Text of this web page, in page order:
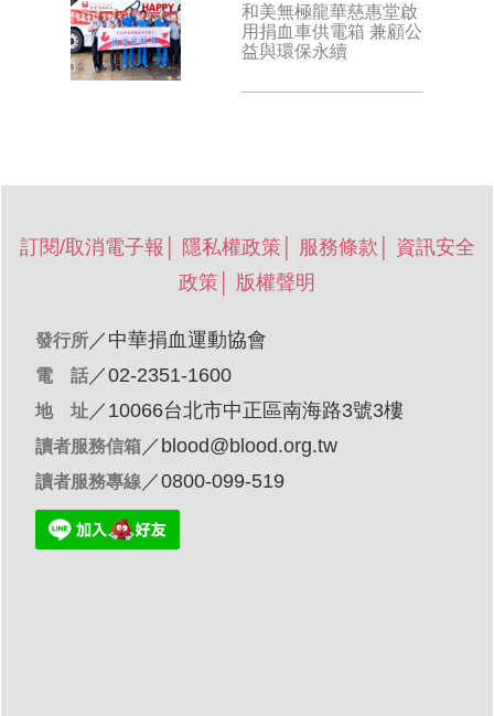
和美無極龍華慈惠堂啟
用捐血車供電箱 兼顧公
益與環保永續
訂閱/取消電子報 隱私權政策 服務條款
資訊安全
政策
版權聲明
發行所 ／ 中華捐血運動協會
電 話 ／02-2351-1600
地 址 ／10066台北市中正區南海路3號3樓
讀者服務信箱 ／ blood@blood.org.tw
讀者服務專線 ／0800-099-519